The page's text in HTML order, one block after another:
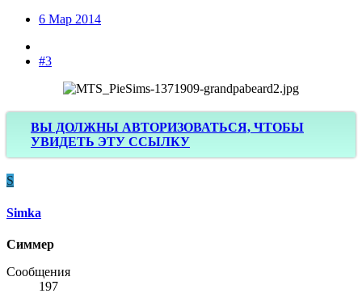
6 Мар 2014
#3
ВЫ ДОЛЖНЫ АВТОРИЗОВАТЬСЯ, ЧТОБЫ
УВИДЕТЬ ЭТУ ССЫЛКУ
S
Simka
Симмер
Сообщения
197